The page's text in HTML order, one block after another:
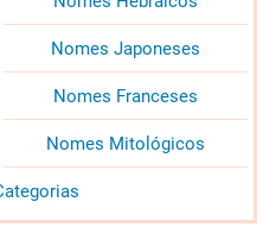
Nomes Japoneses
Nomes Franceses
Nomes Mitológicos